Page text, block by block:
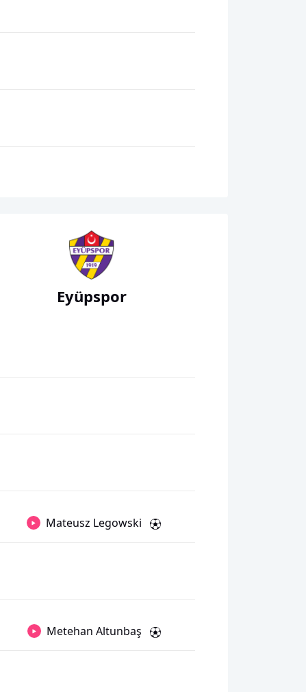
Eyüpspor
Mateusz Legowski
Metehan Altunbaş